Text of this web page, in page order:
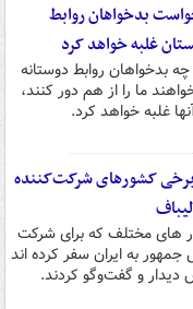
بدخواهان روابط
غلبه خواهد کرد
بدخواهان روابط دوستانه
ما را از هم دور کنند،
غلبه خواهد کرد.
کشورهای شرکت‌کننده
های مختلف که برای شرکت
به ایران سفر کرده اند
دیدار و گفت‌وگو کردند.